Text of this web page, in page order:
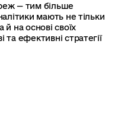
— тим більше
мають не тільки
на основі своїх
ефективні стратегії